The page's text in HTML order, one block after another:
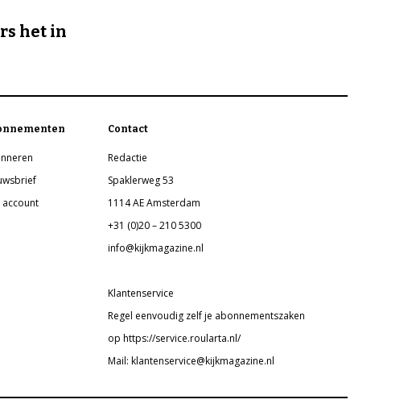
het in
account
Contact
Redactie
Spaklerweg 53
1114 AE Amsterdam
+31 (0)20 – 210 5300
info@kijkmagazine.nl
Klantenservice
Regel eenvoudig zelf je abonnementszaken
op https://service.roularta.nl/
Mail: klantenservice@kijkmagazine.nl